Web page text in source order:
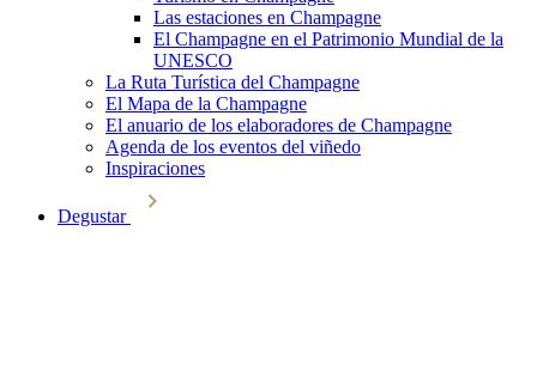
Las estaciones en Champagne
El Champagne en el Patrimonio Mundial de la
UNESCO
La Ruta Turística del Champagne
El Mapa de la Champagne
El anuario de los elaboradores de Champagne
Agenda de los eventos del viñedo
Inspiraciones
Degustar